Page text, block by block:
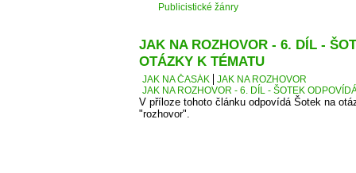
Publicistické žánry
JAK NA ROZHOVOR - 6. DÍL -
OTÁZKY K TÉMATU
JAK NA ČASÁK
JAK NA ROZHOVOR
JAK NA ROZHOVOR - 6. DÍL - ŠOTEK
V příloze tohoto článku odpovídá Šotek na
"rozhovor".